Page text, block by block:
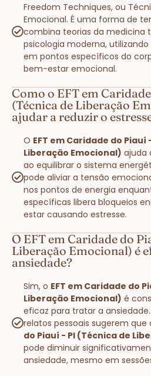
Freedom Techniques, ou
Emocional. É uma forma de
combina teorias da medicina
psicologia moderna,
em pontos específicos do
bem-estar emocional.
Como o EFT em
(Técnica de Liberação
ajudar a reduzir o
O EFT em Caridade do Piauí
Liberação Emocional) ajuda
ao equilibrar o sistema
pode aliviar a tensão
nos pontos de energia
específicas libera bloqueios
estar causando estresse.
O EFT em Caridade do
Liberação Emocional) é
ansiedade?
Sim, o EFT em Caridade do
Liberação Emocional) é
eficaz para tratar a
relatos pessoais sugerem que
do Piauí - PI (Técnica de
pode diminuir
ansiedade, mesmo em